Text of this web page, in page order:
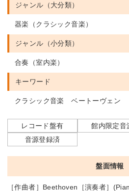
盤面情報
［作曲者］Beethoven［演奏者］
ジャンル（大分類）
器楽（クラシック音楽）
ジャンル（小分類）
合奏（室内楽）
キーワード
クラシック音楽 ベートーヴェン
レコード盤有
館内限定音
音源登録済